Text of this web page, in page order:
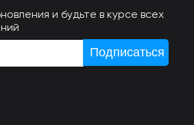
и будьте в курсе всех